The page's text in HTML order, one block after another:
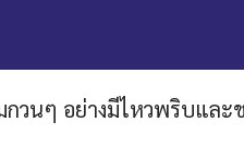
กวนๆ อย่างมีไหวพริบแล